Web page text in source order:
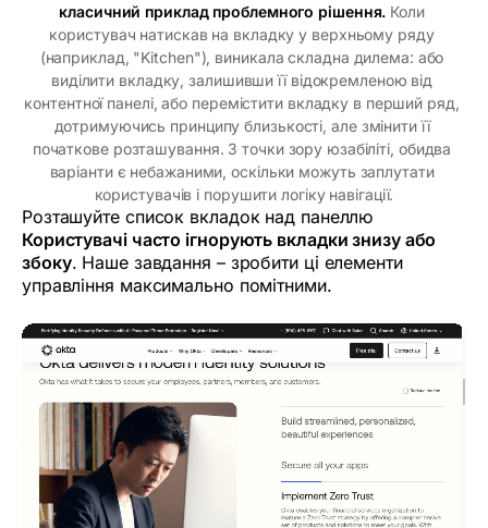
класичний приклад проблемного рішення. Коли
користувач натискав на вкладку у верхньому ряду
(наприклад, "Kitchen"), виникала складна дилема: або
виділити вкладку, залишивши її відокремленою від
контентної панелі, або перемістити вкладку в перший ряд,
дотримуючись принципу близькості, але змінити її
початкове розташування. З точки зору юзабіліті, обидва
варіанти є небажаними, оскільки можуть заплутати
користувачів і порушити логіку навігації.
Розташуйте список вкладок над панеллю
Користувачі часто ігнорують вкладки знизу або
збоку. Наше завдання – зробити ці елементи
управління максимально помітними.